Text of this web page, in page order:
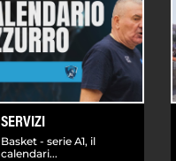
SERVIZI
Basket - serie A1, il
calendari...